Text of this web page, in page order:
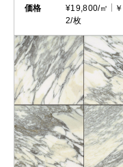
価格
¥19,800/㎡
2/枚